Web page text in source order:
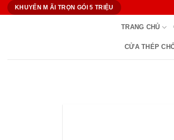
Bỏ
KHUYẾN M ÃI TRỌN GÓI 5 TRIỆU
TRANG CHỦ
CỬA THÉP